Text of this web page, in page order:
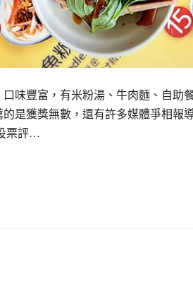
味豐富，有米粉湯、牛肉麵、自助
是獲獎無數，還有許多媒體爭相報
票評…